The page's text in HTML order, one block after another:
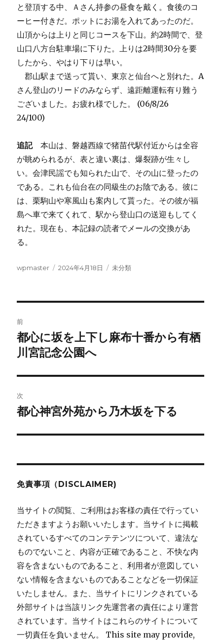
と登頂する中、Ａさん持参の昼食を戴く。食後のコ
ーヒー付きだ。ポットにお湯を入れてあったのだ。
山頂からは上りと同じコースを下山。約2時間で、登
山口八方台駐車場に下りた。上りは2時間30分を要
したから、やはり下りは早い。
郡山駅まで送って貰い、東京と仙台へと別れた。A
さん登山のリードのみならず、遠距離運転有り難う
ございました。お疲れ様でした。 (06/8/26
24/100)
追記本山は、磐越西線で猪苗代駅付近からは全容
が眺められるが、表と違い裏は、爆裂跡が生々し
い。会津民謡でも知られた山で、その山に登ったの
である。これも仙台在の同級生のお陰である。彼に
は、栗駒山や寒風山も案内して貰った。その彼が福
島へ車で来てくれて、駅から登山口の送迎もしてく
れた。現在も、本記録の読者でメールの交換があ
る。
投
wpmaster
投
2024年4月18日
カ
未分類
稿
ナ
ビ
ゲ
ー
シ
ン
前
前
の
稿:
都心に坂を上下し麻布十番から有栖
川宮記念公園へ
次
次
投
都心神宮外苑から乃木坂を下る
免責事項（DISCLAIMER)
当サイトの閲覧、ご利用はお客様の責任で行ってい
ただきますようお願いいたします。当サイトに掲載
されているすべてのコンテテンツについて、違法な
ものでないこと、内容が正確であること、不快な内
容を含まないものであること、利用者が意図してい
ない情報を含まないものであることなどを一切保証
いたしません。また、当サイトにリンクされている
外部サイトは当該リンク先運営者の責任により運営
されています。当サイトはこれらのサイトについて
一切責任を負いません。 This site may provide,